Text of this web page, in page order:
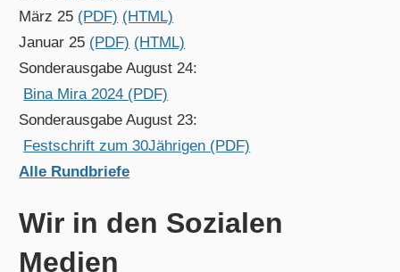
März 25 (PDF) (HTML)
Januar 25 (PDF) (HTML)
Sonderausgabe August 24:
Bina Mira 2024 (PDF)
Sonderausgabe August 23:
Festschrift zum 30Jährigen (PDF)
Alle Rundbriefe
Wir in den Sozialen
Medien